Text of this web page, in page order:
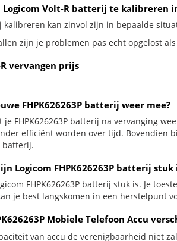
Volt-R batterij te kalibreren
kalibreren kan zinvol zijn in bepaalde
zijn je problemen pas echt opgelost
vervangen prijs
FHPK626263P batterij weer mee?
je FHPK626263P batterij na vervanging
efficiënt worden over tijd. Bovendien
batterij.
Logicom FHPK626263P batterij stuk
FHPK626263P batterij stuk is. Je
je best langskomen in een herstelpunt
Mobiele Telefoon Accu
van accu de verenigbaarheid niet